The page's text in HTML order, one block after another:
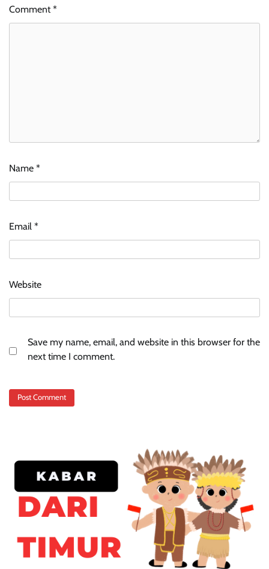
Comment*
Name *
Email *
Website
Save my name, email, and website in this browser for the
next time I comment.